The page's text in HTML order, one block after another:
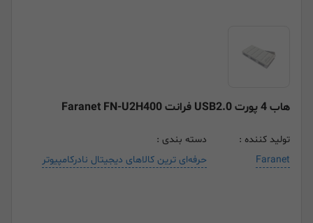
هاب 4 پورت USB2.0 فرانت Faranet FN-U2H400
تولید کننده :
Faranet
دسته بندی :
حرفه‌ای ترین کالاهای دیجیتال نادرکامپیوتر